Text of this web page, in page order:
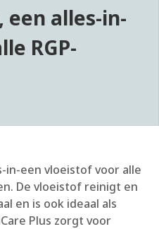
een alles-in-
RGP-
in-een vloeistof voor alle
De vloeistof reinigt en
en is ook ideaal als
Plus zorgt voor